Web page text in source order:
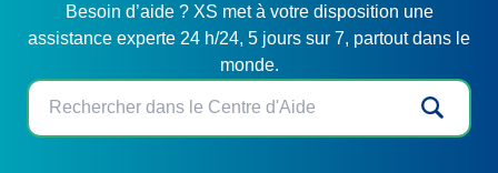
Besoin d’aide ? XS met à votre disposition une
assistance experte 24 h/24, 5 jours sur 7, partout dans le
monde.